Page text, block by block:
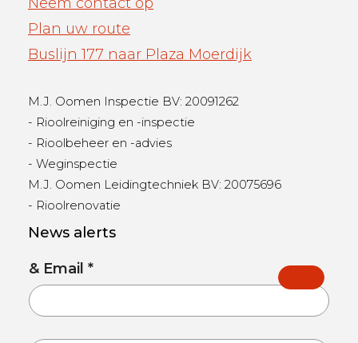
Plan uw route
Buslijn 177 naar Plaza Moerdijk
M.J. Oomen Inspectie BV: 20091262
- Rioolreiniging en -inspectie
- Rioolbeheer en -advies
- Weginspectie
M.J. Oomen Leidingtechniek BV: 20075696
- Rioolrenovatie
News alerts
& Email *